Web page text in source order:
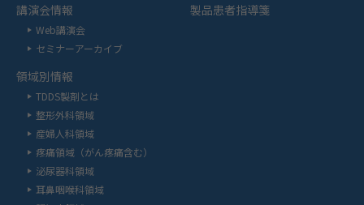
講演会情報
Web講演会
セミナーアーカイブ
領域別情報
TDDS製剤とは
整形外科領域
産婦人科領域
疼痛領域（がん疼痛含む）
泌尿器科領域
耳鼻咽喉科領域
製品患者指導箋